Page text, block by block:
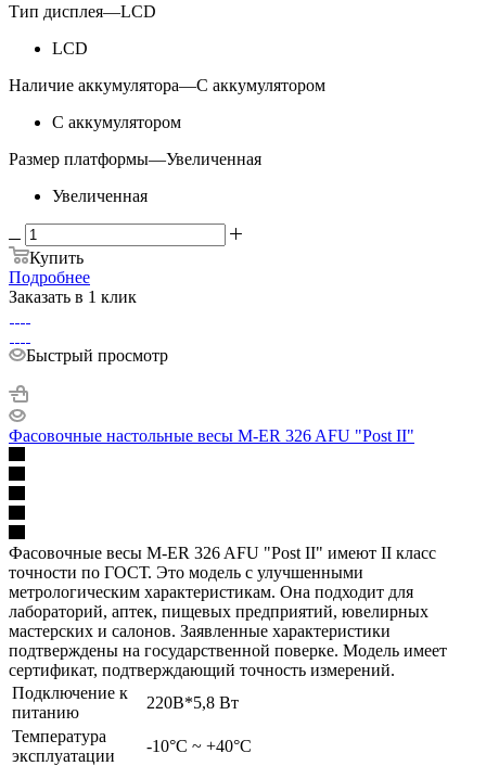
Тип дисплея—LCD
LCD
Наличие аккумулятора—С аккумулятором
С аккумулятором
Размер платформы—Увеличенная
Увеличенная
Купить
Подробнее
Заказать в 1 клик
Быстрый просмотр
Фасовочные настольные весы M-ER 326 AFU "Post II"
Фасовочные весы M-ER 326 AFU "Post II" имеют II класс
точности по ГОСТ. Это модель с улучшенными
метрологическим характеристикам. Она подходит для
лабораторий, аптек, пищевых предприятий, ювелирных
мастерских и салонов. Заявленные характеристики
подтверждены на государственной поверке. Модель имеет
сертификат, подтверждающий точность измерений.
Подключение к
питанию
220В*5,8 Вт
Температура
эксплуатации
-10°C ~ +40°C